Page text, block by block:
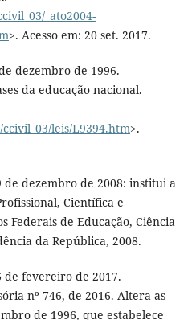
_ato2004-
>. Acesso em: 20 set. 2017.
dezembro de 1996.
da educação nacional.
leis/L9394.htm>.
de dezembro de 2008: institui a
Científica e
Federais de Educação, Ciência
da República, 2008.
de fevereiro de 2017.
nº 746, de 2016. Altera as
de 1996, que estabelece